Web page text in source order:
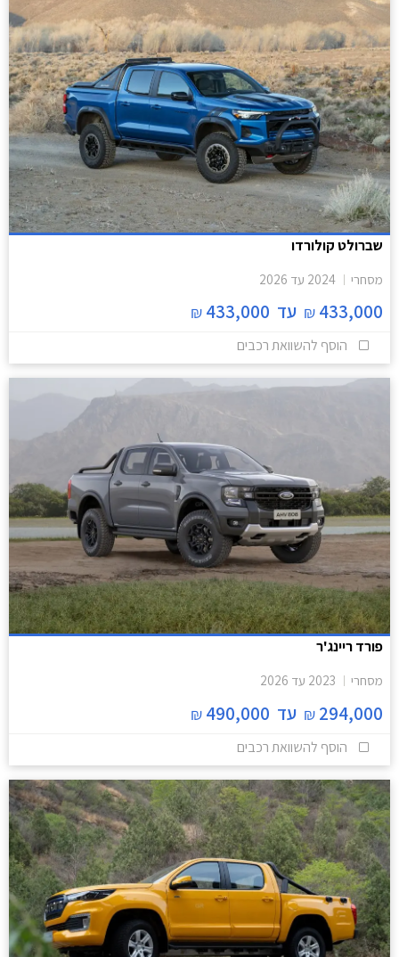
שברולט קולורדו
מסחרי 2024 עד 2026
433,000
₪ עד 433,000
₪
הוסף להשוואת רכבים
פורד ריינג'ר
מסחרי 2023 עד 2026
294,000
₪ עד 490,000
₪
הוסף להשוואת רכבים